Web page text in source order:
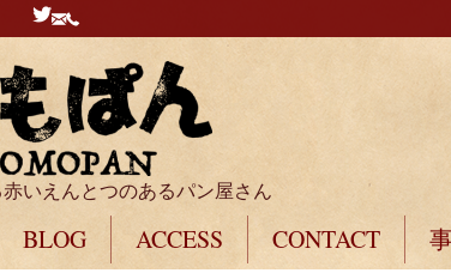
いえんとつのあるパン屋さん
BLOG ACCESS CONTACT